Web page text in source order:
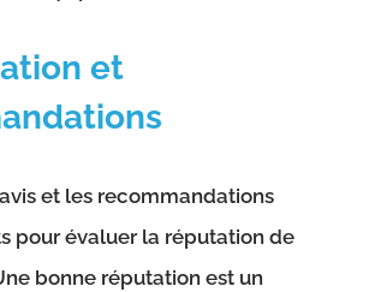
et
et les recommandations
pour évaluer la réputation de
bonne réputation est un